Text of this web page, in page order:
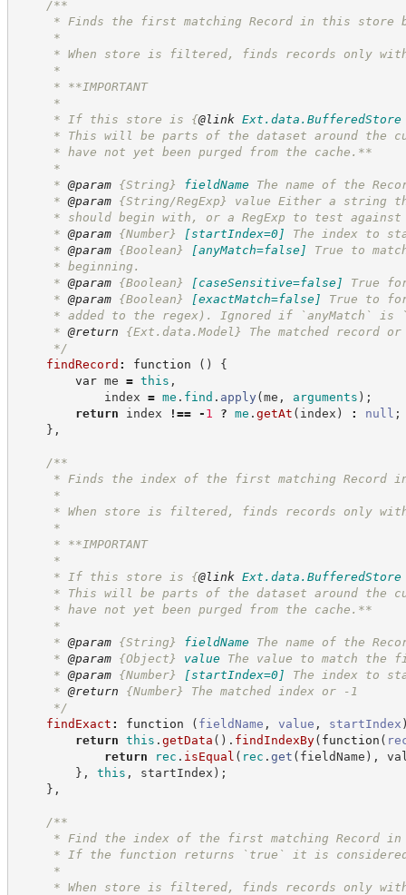
/**
* Finds the first matching Record in this store
*
* When store is filtered, finds records only
*
* **IMPORTANT
*
* If this store is {@link Ext.data.BufferedStore
* This will be parts of the dataset around the
* have not yet been purged from the cache.**
*
* @param {String} fieldName
The name of the
* @param {String/RegExp} value Either a string
* should begin with, or a RegExp to test
* @param {Number} [startIndex=0]
The index to
* @param {Boolean} [anyMatch=false]
True to
* beginning.
* @param {Boolean} [caseSensitive=false]
True
* @param {Boolean} [exactMatch=false]
True to
* added to the regex). Ignored if `anyMatch` is
* @return {Ext.data.Model}
The matched record
*/
findRecord : function ( )
{
var me = this ,
index = me . find . apply (me , arguments ) ;
return index !== - 1 ? me . getAt ( index ) : null ;
} ,
/**
* Finds the index of the first matching Record
*
* When store is filtered, finds records only
*
* **IMPORTANT
*
* If this store is {@link Ext.data.BufferedStore
* This will be parts of the dataset around the
* have not yet been purged from the cache.**
*
* @param {String} fieldName
The name of the
* @param {Object} value
The value to match the
* @param {Number} [startIndex=0]
The index to
* @return {Number}
The matched index or -1
*/
findExact : function ( fieldName , value , startIndex
return this . getData ( ) . findIndexBy( function (
return
rec . isEqual ( rec . get ( fieldName ) ,
} , this , startIndex ) ;
} ,
/**
* Find the index of the first matching Record in
* If the function returns `true` it is considered
*
* When store is filtered, finds records only